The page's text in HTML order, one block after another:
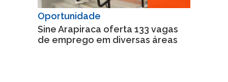
Oportunidade
Sine Arapiraca oferta 133 vagas
de emprego em diversas áreas